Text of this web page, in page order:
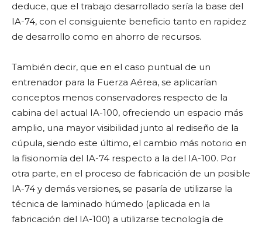
deduce, que el trabajo desarrollado sería la base del
IA-74, con el consiguiente beneficio tanto en rapidez
de desarrollo como en ahorro de recursos.
También decir, que en el caso puntual de un
entrenador para la Fuerza Aérea, se aplicarían
conceptos menos conservadores respecto de la
cabina del actual IA-100, ofreciendo un espacio más
amplio, una mayor visibilidad junto al rediseño de la
cúpula, siendo este último, el cambio más notorio en
la fisionomía del IA-74 respecto a la del IA-100. Por
otra parte, en el proceso de fabricación de un posible
IA-74 y demás versiones, se pasaría de utilizarse la
técnica de laminado húmedo (aplicada en la
fabricación del IA-100) a utilizarse tecnología de